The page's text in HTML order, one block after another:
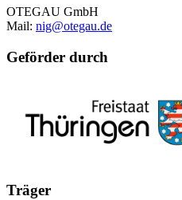
OTEGAU GmbH
Mail: nig@otegau.de
Geförder durch
Träger